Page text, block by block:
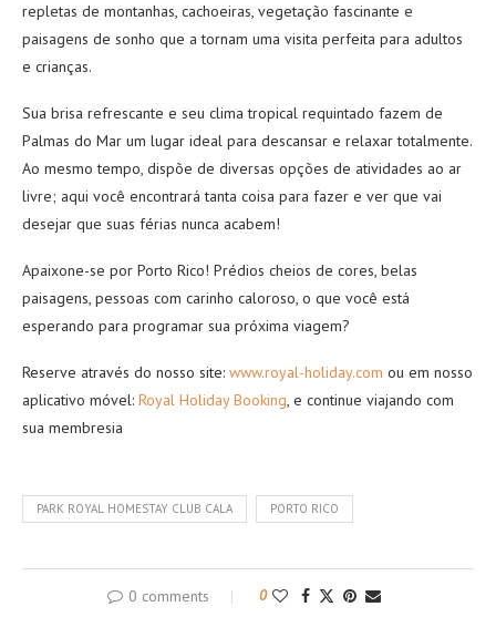
repletas de montanhas, cachoeiras, vegetação fascinante e
paisagens de sonho que a tornam uma visita perfeita para adultos
e crianças.
Sua brisa refrescante e seu clima tropical requintado fazem de
Palmas do Mar um lugar ideal para descansar e relaxar totalmente.
Ao mesmo tempo, dispõe de diversas opções de atividades ao ar
livre; aqui você encontrará tanta coisa para fazer e ver que vai
desejar que suas férias nunca acabem!
Apaixone-se por Porto Rico! Prédios cheios de cores, belas
paisagens, pessoas com carinho caloroso, o que você está
esperando para programar sua próxima viagem?
Reserve através do nosso site: www.royal-holiday.com ou em nosso
aplicativo móvel: Royal Holiday Booking, e continue viajando com
sua membresia
PARK ROYAL HOMESTAY CLUB CALA PORTO RICO
0 comments 0